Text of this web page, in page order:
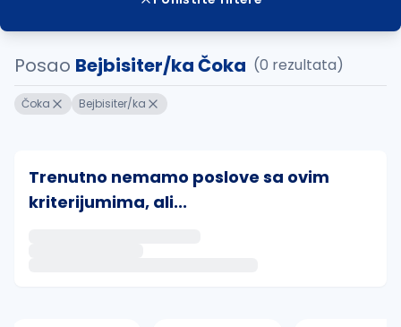
Posao Bejbisiter/ka Čoka (0 rezultata)
Čoka Bejbisiter/ka
Trenutno nemamo poslove sa ovim
kriterijumima, ali...